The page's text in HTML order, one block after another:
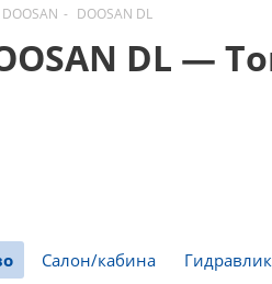
DOOSAN - DOOSAN DL
DL —
Салон/кабина